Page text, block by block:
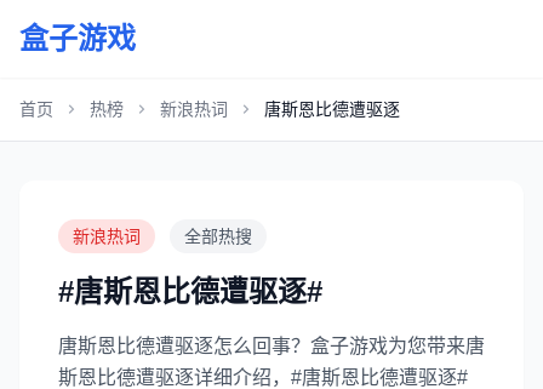
盒子游戏
首页 热榜 新浪热词 唐斯恩比德遭驱逐
新浪热词 全部热搜
#唐斯恩比德遭驱逐#
唐斯恩比德遭驱逐怎么回事？盒子游戏为您带来唐
斯恩比德遭驱逐详细介绍，#唐斯恩比德遭驱逐#